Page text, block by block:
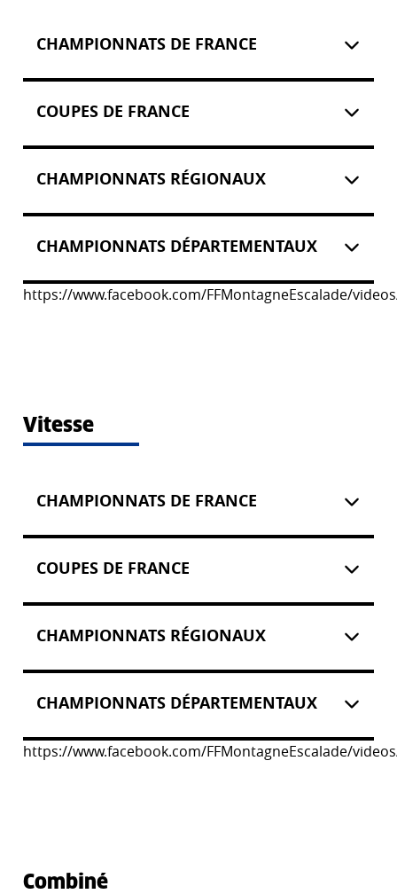
CHAMPIONNATS DE FRANCE
COUPES DE FRANCE
CHAMPIONNATS RÉGIONAUX
CHAMPIONNATS DÉPARTEMENTAUX
https://www.facebook.com/FFMontagneEscalade/
Vitesse
CHAMPIONNATS DE FRANCE
COUPES DE FRANCE
CHAMPIONNATS RÉGIONAUX
CHAMPIONNATS DÉPARTEMENTAUX
https://www.facebook.com/FFMontagneEscalade/
Combiné